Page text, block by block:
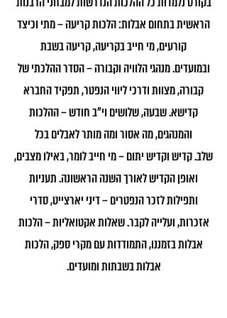
הראשית בתחום אבלות: הלכות קריעה – מתי וכיצד
קורעים, מי חייב בקריעה, קריעה בשבת
ובמועדים. מנהגי הלוויה וקבורה – הסדר ההלכתי של
קבורה, מצוות ודרכי ליווי הנפטר, תפקיד החברא
קדישא. שבעה, שלושים וי"ב חודש – ההלכות
והמנהגים, מה אסור ומה מותר לאבלים בכל
שלב. קדיש וקדיש יתום – מי חייב לומר, באילו מצבים,
ואופן הקדיש לאורך השנה הראשונה. תעניות
ותפילות לזכר הנפטרים – דיני יארצייט, סדרי
אזכרות, ועלייה לקבר. שאלות אקטואליות – הלכות
אבלות בזמננו, התמודדות עם מקרי ספק, הלכות
אבלות בשבתות ומועדים.